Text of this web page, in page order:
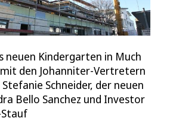
neuen Kindergarten in Much
den Johanniter-Vertretern
Stefanie Schneider, der neuen
Bello Sanchez und Investor
Stauf